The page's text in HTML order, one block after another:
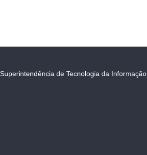
Superintendência de Tecnologia da Informação